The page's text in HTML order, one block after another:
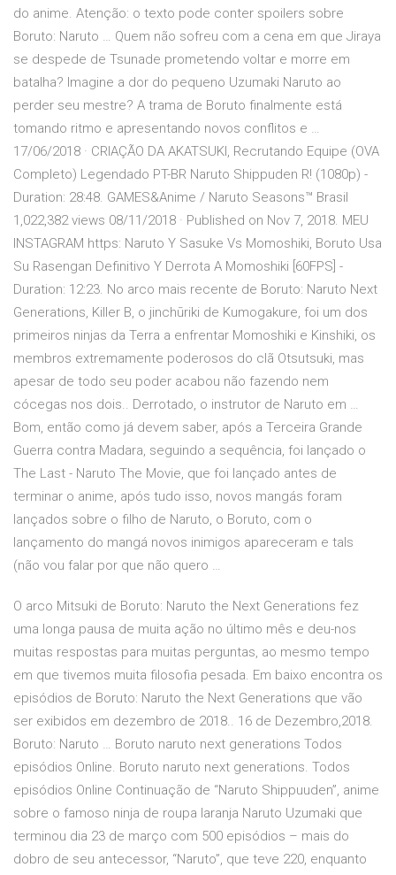
do anime. Atenção: o texto pode conter spoilers sobre
Boruto: Naruto … Quem não sofreu com a cena em que Jiraya
se despede de Tsunade prometendo voltar e morre em
batalha? Imagine a dor do pequeno Uzumaki Naruto ao
perder seu mestre? A trama de Boruto finalmente está
tomando ritmo e apresentando novos conflitos e …
17/06/2018 · CRIAÇÃO DA AKATSUKI, Recrutando Equipe (OVA
Completo) Legendado PT-BR Naruto Shippuden R! (1080p) -
Duration: 28:48. GAMES&Anime / Naruto Seasons™ Brasil
1,022,382 views 08/11/2018 · Published on Nov 7, 2018. MEU
INSTAGRAM https: Naruto Y Sasuke Vs Momoshiki, Boruto Usa
Su Rasengan Definitivo Y Derrota A Momoshiki [60FPS] -
Duration: 12:23. No arco mais recente de Boruto: Naruto Next
Generations, Killer B, o jinchūriki de Kumogakure, foi um dos
primeiros ninjas da Terra a enfrentar Momoshiki e Kinshiki, os
membros extremamente poderosos do clã Otsutsuki, mas
apesar de todo seu poder acabou não fazendo nem
cócegas nos dois.. Derrotado, o instrutor de Naruto em …
Bom, então como já devem saber, após a Terceira Grande
Guerra contra Madara, seguindo a sequência, foi lançado o
The Last - Naruto The Movie, que foi lançado antes de
terminar o anime, após tudo isso, novos mangás foram
lançados sobre o filho de Naruto, o Boruto, com o
lançamento do mangá novos inimigos apareceram e tals
(não vou falar por que não quero …
O arco Mitsuki de Boruto: Naruto the Next Generations fez
uma longa pausa de muita ação no último mês e deu-nos
muitas respostas para muitas perguntas, ao mesmo tempo
em que tivemos muita filosofia pesada. Em baixo encontra os
episódios de Boruto: Naruto the Next Generations que vão
ser exibidos em dezembro de 2018.. 16 de Dezembro,2018.
Boruto: Naruto … Boruto naruto next generations Todos
episódios Online. Boruto naruto next generations. Todos
episódios Online Continuação de “Naruto Shippuuden”, anime
sobre o famoso ninja de roupa laranja Naruto Uzumaki que
terminou dia 23 de março com 500 episódios – mais do
dobro de seu antecessor, “Naruto”, que teve 220, enquanto